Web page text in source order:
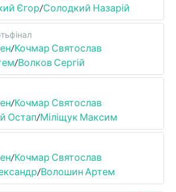
Єгор/Солодкий Назарій
/Кочмар Святослав
/Волков Сергій
/Кочмар Святослав
Остап/Міліщук Максим
/Кочмар Святослав
/Волошин Артем